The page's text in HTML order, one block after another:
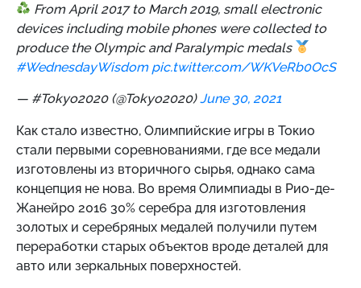
From April 2017 to March 2019, small electronic
devices including mobile phones were collected to
produce the Olympic and Paralympic medals
#WednesdayWisdom pic.twitter.com/WKVeRb0OcS
— #Tokyo2020 (@Tokyo2020)June 30, 2021
Как стало известно, Олимпийские игры в Токио
стали первыми соревнованиями, где все медали
изготовлены из вторичного сырья, однако сама
концепция не нова. Во время Олимпиады в Рио-де-
Жанейро 2016 30% серебра для изготовления
золотых и серебряных медалей получили путем
переработки старых объектов вроде деталей для
авто или зеркальных поверхностей.